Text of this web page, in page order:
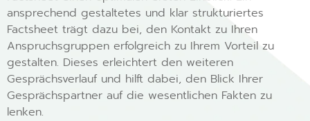
ansprechend gestaltetes und klar strukturiertes
Factsheet trägt dazu bei, den Kontakt zu Ihren
Anspruchsgruppen erfolgreich zu Ihrem Vorteil zu
gestalten. Dieses erleichtert den weiteren
Gesprächsverlauf und hilft dabei, den Blick Ihrer
Gesprächspartner auf die wesentlichen Fakten zu
lenken.